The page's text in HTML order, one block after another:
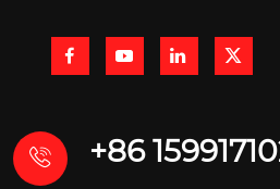
   
 +86